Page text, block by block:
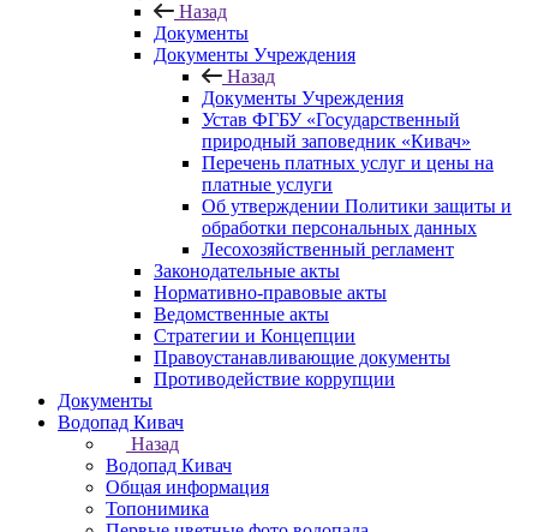
Назад
Документы
Документы Учреждения
Назад
Документы Учреждения
Устав ФГБУ «Государственный
природный заповедник «Кивач»
Перечень платных услуг и цены на
платные услуги
Об утверждении Политики защиты и
обработки персональных данных
Лесохозяйственный регламент
Законодательные акты
Нормативно-правовые акты
Ведомственные акты
Стратегии и Концепции
Правоустанавливающие документы
Противодействие коррупции
Документы
Водопад Кивач
Назад
Водопад Кивач
Общая информация
Топонимика